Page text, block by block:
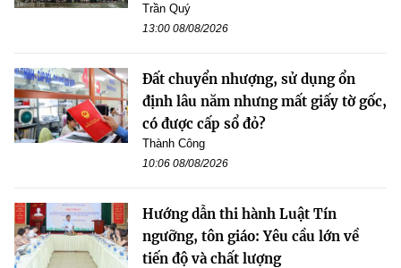
Trần Quý
13:00 08/08/2026
Đất chuyển nhượng, sử dụng ổn
định lâu năm nhưng mất giấy tờ gốc,
có được cấp sổ đỏ?
Thành Công
10:06 08/08/2026
Hướng dẫn thi hành Luật Tín
ngưỡng, tôn giáo: Yêu cầu lớn về
tiến độ và chất lượng